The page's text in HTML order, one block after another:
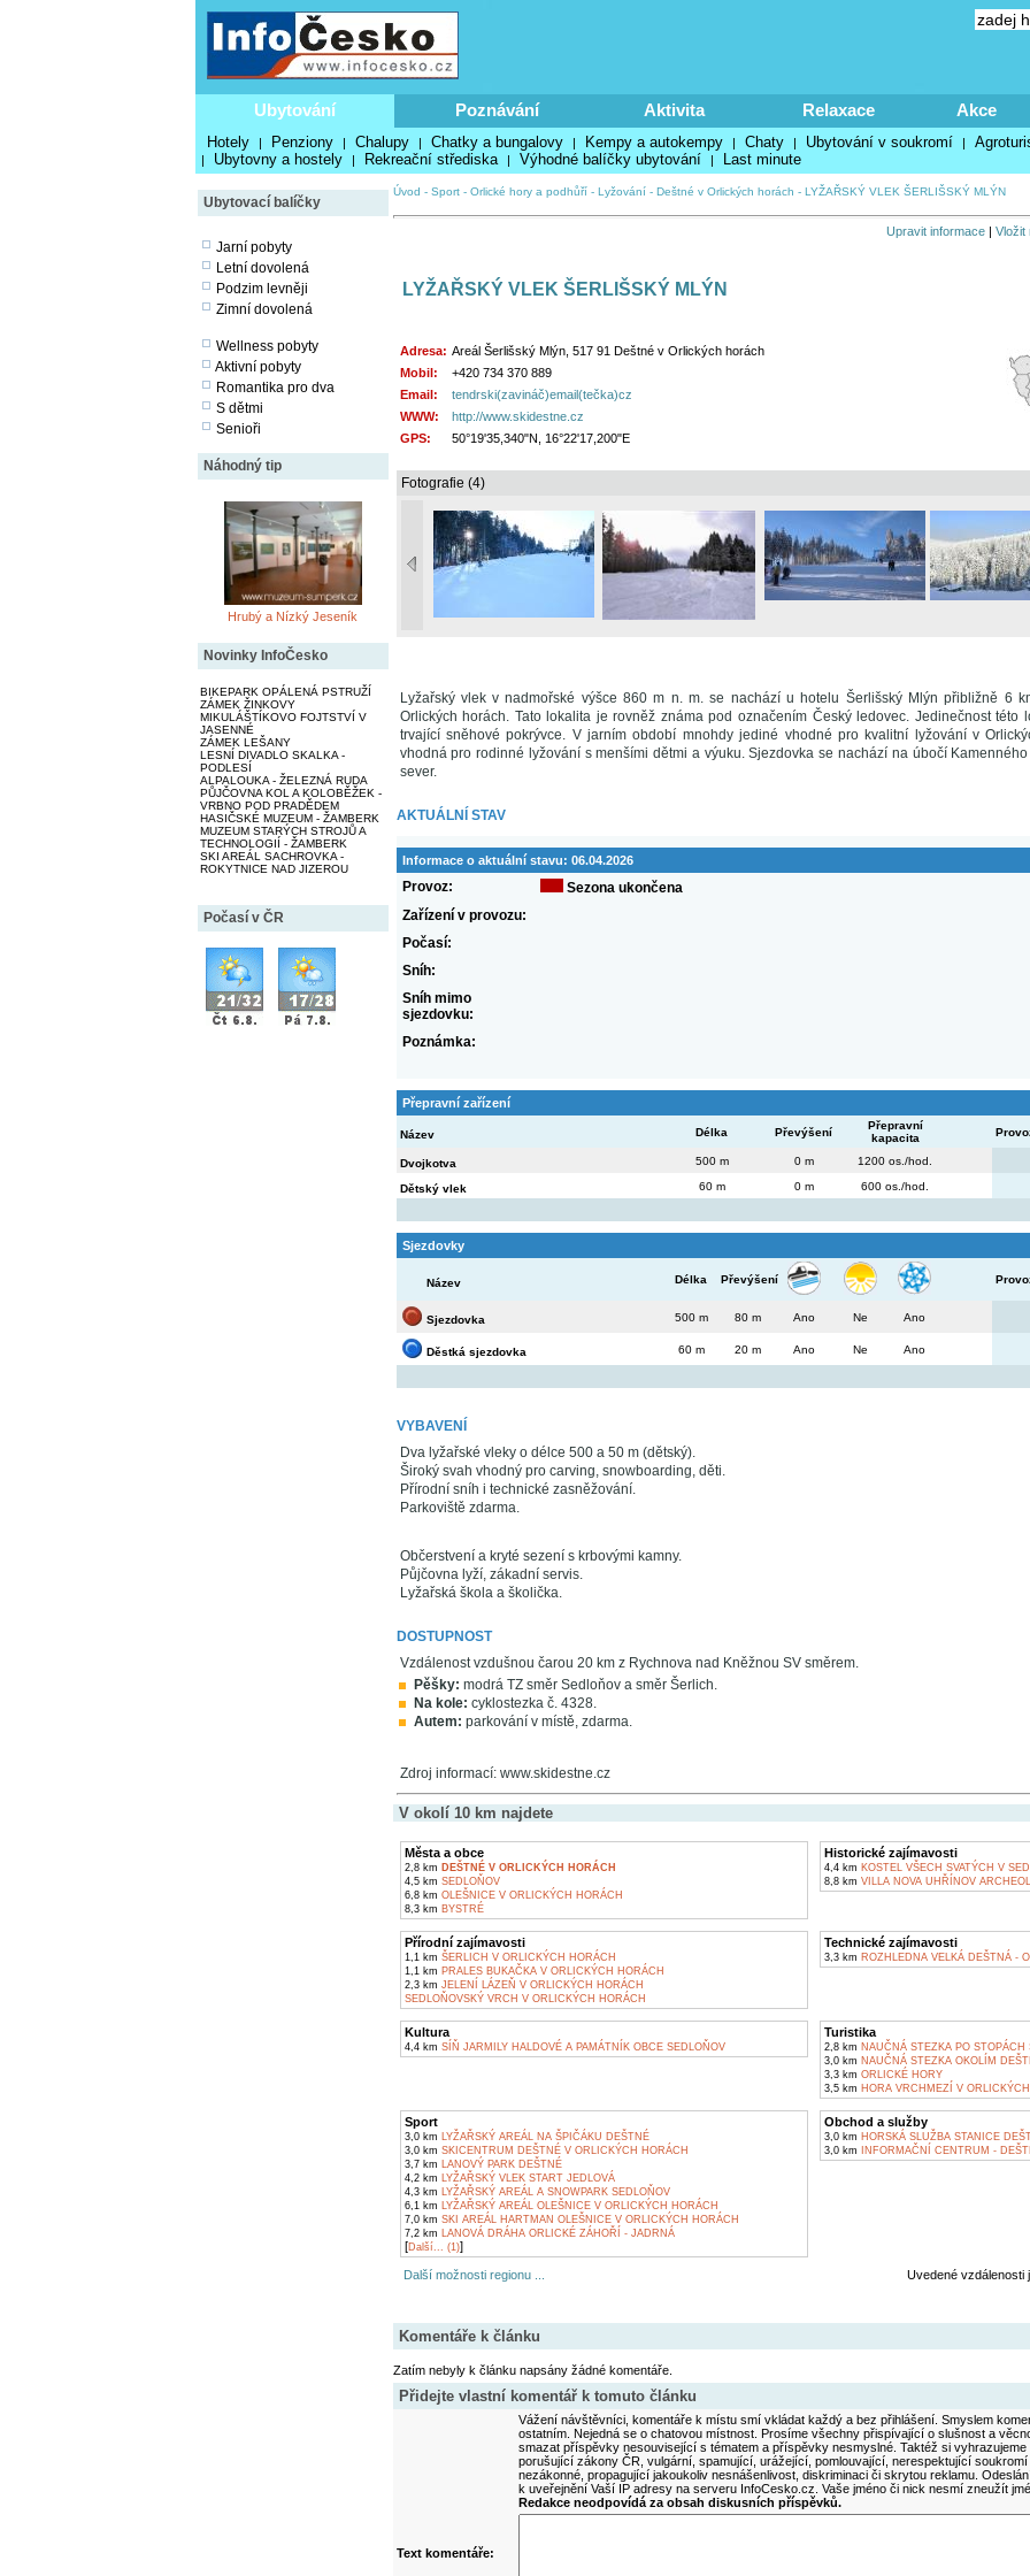
Ubytování Poznávání Aktivita Relaxace Akce
Hotely | Penziony | Chalupy | Chatky a bungalovy | Kempy a autokempy | Chaty | Ubytování v soukromí |
| Ubytovny a hostely | Rekreační střediska | Výhodné balíčky ubytování | Last minute
Ubytovací balíčky
Jarní pobyty
Letní dovolená
Podzim levněji
Zimní dovolená
Wellness pobyty
Aktivní pobyty
Romantika pro dva
S dětmi
Senioři
Náhodný tip
Hrubý a Nízký Jeseník
Novinky InfoČesko
BIKEPARK OPÁLENÁ PSTRUŽÍ
ZÁMEK ŽINKOVY
MIKULÁŠTÍKOVO FOJTSTVÍ V
JASENNÉ
ZÁMEK LEŠANY
LESNÍ DIVADLO SKALKA -
PODLESÍ
ALPALOUKA - ŽELEZNÁ RUDA
PŮJČOVNA KOL A KOLOBĚŽEK -
VRBNO POD PRADĚDEM
HASIČSKÉ MUZEUM - ŽAMBERK
MUZEUM STARÝCH STROJŮ A
TECHNOLOGIÍ - ŽAMBERK
SKI AREÁL SACHROVKA -
ROKYTNICE NAD JIZEROU
Počasí v ČR
Úvod - Sport- Orlické hory a podhůří- Lyžování- Deštné v Orlických horách - LYŽAŘSKÝ VLEK ŠERLIŠSKÝ MLÝN
Upravit informace| Vložit
LYŽAŘSKÝ VLEK ŠERLIŠSKÝ MLÝN
Adresa: Areál Šerlišský Mlýn, 517 91 Deštné v Orlických horách
Mobil:
+420 734 370 889
Email:
tendrski(zavináč)email(tečka)cz
WWW:
http://www.skidestne.cz
GPS:
50°19'35,340"N, 16°22'17,200"E
Fotografie (4)
Lyžařský vlek v nadmořské výšce 860 m n. m. se nachází u hotelu Šerlišský Mlýn přibližně 6
Orlických horách. Tato lokalita je rovněž známa pod označením Český ledovec. Jedinečnost této
trvající sněhové pokrývce. V jarním období mnohdy jediné vhodné pro kvalitní lyžování v
vhodná pro rodinné lyžování s menšími dětmi a výuku. Sjezdovka se nachází na úbočí
sever.
AKTUÁLNÍ STAV
Informace o aktuální stavu: 06.04.2026
Provoz:
Sezona ukončena
Zařízení v provozu:
Počasí:
Sníh:
Sníh mimo
sjezdovku:
Poznámka:
Přepravní zařízení
Název Délka Převýšení
Přepravní
kapacita
Dvojkotva 500 m 0 m 1200 os./hod.
Dětský vlek 60 m 0 m 600 os./hod.
Sjezdovky
Název Délka Převýšení
Sjezdovka 500 m 80 m Ano Ne Ano
Děstká sjezdovka 60 m 20 m Ano Ne Ano
VYBAVENÍ
Dva lyžařské vleky o délce 500 a 50 m (dětský).
Široký svah vhodný pro carving, snowboarding, děti.
Přírodní sníh i technické zasněžování.
Parkoviště zdarma.
Občerstvení a kryté sezení s krbovými kamny.
Půjčovna lyží, zákadní servis.
Lyžařská škola a školička.
DOSTUPNOST
Vzdálenost vzdušnou čarou 20 km z Rychnova nad Kněžnou SV směrem.
Pěšky: modrá TZ směr Sedloňov a směr Šerlich.
Na kole: cyklostezka č. 4328.
Autem: parkování v místě, zdarma.
Zdroj informací: www.skidestne.cz
V okolí 10 km najdete
Města a obce
2,8 km DEŠTNÉ V ORLICKÝCH HORÁCH
4,5 km SEDLOŇOV
6,8 km OLEŠNICE V ORLICKÝCH HORÁCH
8,3 km BYSTRÉ
Historické zajímavosti
4,4 km KOSTEL VŠECH SVATÝCH V
8,8 km VILLA NOVA UHŘÍNOV
Přírodní zajímavosti
1,1 km ŠERLICH V ORLICKÝCH HORÁCH
1,1 km PRALES BUKAČKA V ORLICKÝCH HORÁCH
2,3 km JELENÍ LÁZEŇ V ORLICKÝCH HORÁCH
SEDLOŇOVSKÝ VRCH V ORLICKÝCH HORÁCH
Technické zajímavosti
3,3 km ROZHLEDNA VELKÁ DEŠTNÁ -
Kultura
4,4 km SÍŇ JARMILY HALDOVÉ A PAMÁTNÍK OBCE SEDLOŇOV
Turistika
2,8 km NAUČNÁ STEZKA PO STOPÁCH
3,0 km NAUČNÁ STEZKA OKOLÍM
3,3 km ORLICKÉ HORY
3,5 km HORA VRCHMEZÍ V
Sport
3,0 km LYŽAŘSKÝ AREÁL NA ŠPIČÁKU DEŠTNÉ
3,0 km SKICENTRUM DEŠTNÉ V ORLICKÝCH HORÁCH
3,7 km LANOVÝ PARK DEŠTNÉ
4,2 km LYŽAŘSKÝ VLEK START JEDLOVÁ
4,3 km LYŽAŘSKÝ AREÁL A SNOWPARK SEDLOŇOV
6,1 km LYŽAŘSKÝ AREÁL OLEŠNICE V ORLICKÝCH HORÁCH
7,0 km SKI AREÁL HARTMAN OLEŠNICE V ORLICKÝCH HORÁCH
7,2 km LANOVÁ DRÁHA ORLICKÉ ZÁHOŘÍ - JADRNÁ
[Další... (1)]
Obchod a služby
3,0 km HORSKÁ SLUŽBA STANICE
3,0 km INFORMAČNÍ CENTRUM -
Další možnosti regionu ... Uvedené vzdálenosti
Komentáře k článku
Zatím nebyly k článku napsány žádné komentáře.
Přidejte vlastní komentář k tomuto článku
Vážení návštěvníci, komentáře k místu smí vkládat každý a bez přihlášení. Smyslem
ostatním. Nejedná se o chatovou místnost. Prosíme všechny přispívající o slušnost a
smazat příspěvky nesouvisející s tématem a příspěvky nesmyslné. Taktéž si
porušující zákony ČR, vulgární, spamující, urážející, pomlouvající, nerespektující
nezákonné, propagující jakoukoliv nesnášenlivost, diskriminaci či skrytou reklamu.
k uveřejnění Vaší IP adresy na serveru InfoCesko.cz. Vaše jméno či nick nesmí zneužít
Redakce neodpovídá za obsah diskusních příspěvků.
Text komentáře: